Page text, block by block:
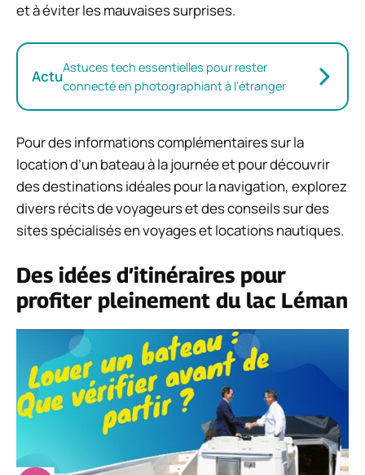
et à éviter les mauvaises surprises.
ActuAstuces tech essentielles pour rester
connecté en photographiant à l’étranger
Pour des informations complémentaires sur la
location d’un bateau à la journée et pour découvrir
des destinations idéales pour la navigation, explorez
divers récits de voyageurs et des conseils sur des
sites spécialisés en voyages et locations nautiques.
Des idées d’itinéraires pour
profiter pleinement du lac Léman